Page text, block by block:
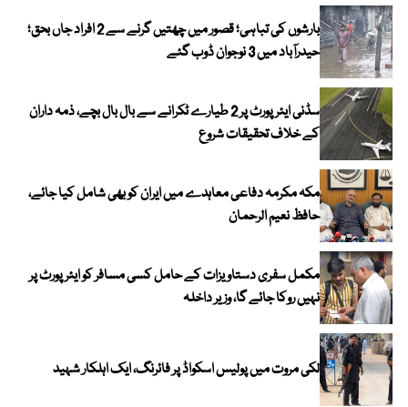
بارشوں کی تباہی؛ قصور میں چھتیں گرنے سے 2 افراد جاں بحق؛
حیدرآباد میں 3 نوجوان ڈوب گئے
سڈنی ایئرپورٹ پر 2 طیارے ٹکرانے سے بال بال بچے، ذمہ داران
کے خلاف تحقیقات شروع
مکہ مکرمہ دفاعی معاہدے میں ایران کو بھی شامل کیا جائے،
حافظ نعیم الرحمان
مکمل سفری دستاویزات کے حامل کسی مسافر کو ایئرپورٹ پر
نہیں روکا جائے گا، وزیر داخلہ
لکی مروت میں پولیس اسکواڈ پر فائرنگ، ایک اہلکار شہید